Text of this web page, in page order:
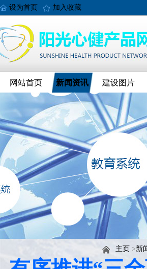
设为首页 加入收藏
网站首页 新闻资讯 建设图片
主页 >新